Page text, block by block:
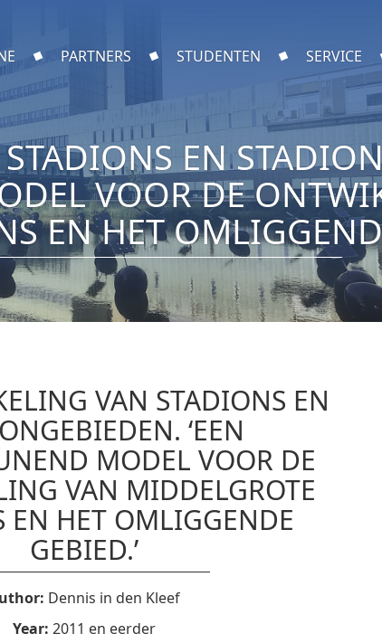
PARTNERS STUDENTEN SERVICE
EN
VOOR DE
EN HET
VAN STADIONS EN
‘EEN
MODEL VOOR DE
VAN MIDDELGROTE
EN HET OMLIGGENDE
GEBIED.’
Dennis in den Kleef
Year: 2011 en eerder